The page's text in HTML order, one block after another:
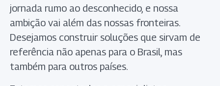
jornada rumo ao desconhecido, e nossa
ambição vai além das nossas fronteiras.
Desejamos construir soluções que sirvam de
referência não apenas para o Brasil, mas
também para outros países.